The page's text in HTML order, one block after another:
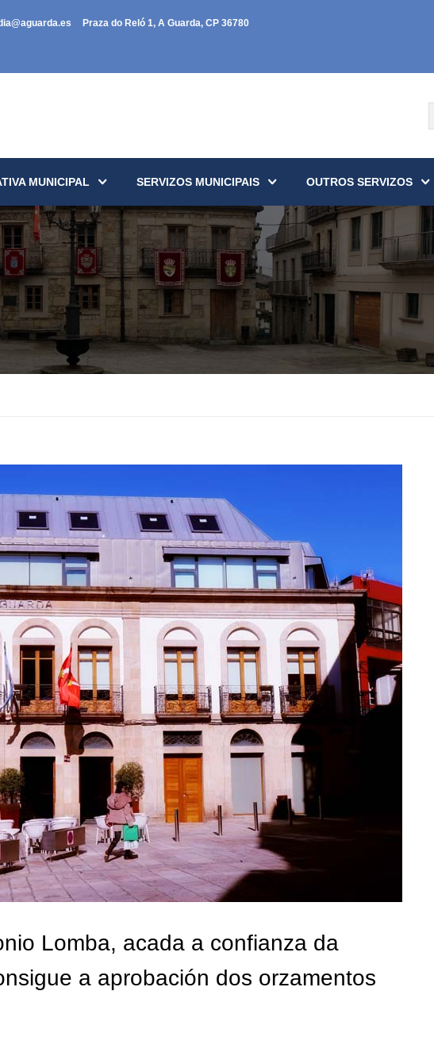
Praza do Reló 1, A Guarda, CP 36780
MUNICIPAL SERVIZOS MUNICIPAIS OUTROS SERVIZOS
Lomba, acada a confianza da
a aprobación dos orzamentos